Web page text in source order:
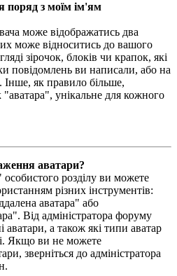
поряд з моїм ім'ям
може відображатись два
може відноситись до вашого
зірочок, блоків чи крапок, які
повідомлень ви написали, або на
Інше, як правило більше,
унікальне для кожного
аватари?
розділу ви можете
різних інструментів:
аватара" або
Від адміністратора форуму
аватари, а також які типи аватар
Якщо ви не можете
зверніться до адміністратора